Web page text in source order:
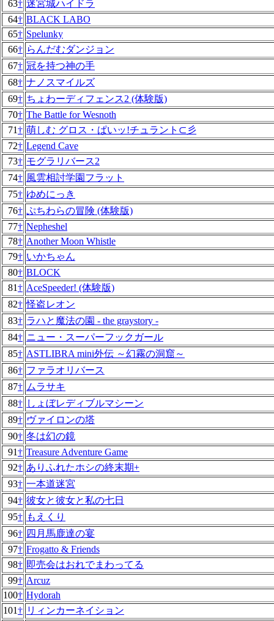
63† 迷宮城ハイドラ
64† BLACK LABO
65† Spelunky
66† らんだむダンジョン
67† 冠を持つ神の手
68† ナノスマイルズ
69† ちょわーディフェンス2 (体験版)
70† The Battle for Wesnoth
71† 萌しむ グロス・ぱいッ!チュラント⊂彡
72† Legend Cave
73† モグラリバース2
74† 風雲相討学園フラット
75† ゆめにっき
76† ぷちわらの冒険 (体験版)
77† Nepheshel
78† Another Moon Whistle
79† いかちゃん
80† BLOCK
81† AceSpeeder! (体験版)
82† 怪盗レオン
83† ラハと魔法の園 - the graystory -
84† ニュー・スーパーフックガール
85† ASTLIBRA mini外伝 ～幻霧の洞窟～
86† ファラオリバース
87† ムラサキ
88† しょぼレディブルマシーン
89† ヴァイロンの塔
90† 冬は幻の鏡
91† Treasure Adventure Game
92† ありふれたホシの終末期+
93† 一本道迷宮
94† 彼女と彼女と私の七日
95† もえくり
96† 四月馬鹿達の宴
97† Frogatto & Friends
98† 即売会はおれでまわってる
99† Arcuz
100† Hydorah
101† リィンカーネイション